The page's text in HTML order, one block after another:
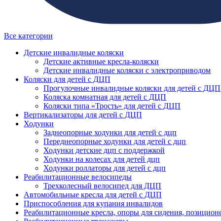
Все категории
Детские инвалидные коляски
Детские активные кресла-коляски
Детские инвалидные коляски с электроприводом
Коляски для детей с ДЦП
Прогулочные инвалидные коляски для детей с ДЦП
Коляска комнатная для детей с ДЦП
Коляски типа «Трость» для детей с ДЦП
Вертикализаторы для детей с ДЦП
Ходунки
Заднеопорные ходунки для детей с дцп
Переднеопорные ходунки для детей с дцп
Ходунки детские дцп с поддержкой
Ходунки на колесах для детей дцп
Ходунки роллаторы для детей с дцп
Реабилитационные велосипеды
Трехколесный велосипед для ДЦП
Автомобильные кресла для детей с ДЦП
Приспособления для купания инвалидов
Реабилитационные кресла, опоры для сидения,